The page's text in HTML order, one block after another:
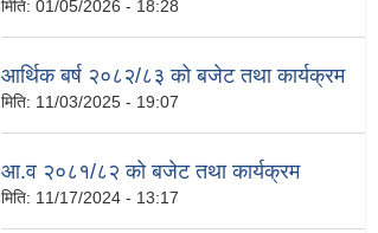
मिति: 01/05/2026 - 18:28
आर्थिक बर्ष २०८२/८३ को बजेट तथा कार्यक्रम
मिति: 11/03/2025 - 19:07
आ.व २०८१/८२ को बजेट तथा कार्यक्रम
मिति: 11/17/2024 - 13:17